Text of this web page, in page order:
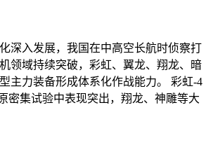
深入发展，我国在中高空长航时侦察打
领域持续突破，彩虹、翼龙、翔龙、暗
主力装备形成体系化作战能力。 彩虹-4
密集试验中表现突出，翔龙、神雕等大